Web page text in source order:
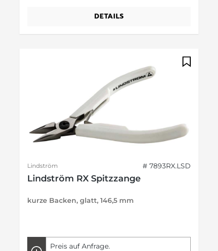
DETAILS
Lindström # 7893RX.LSD
Lindström RX Spitzzange
kurze Backen, glatt, 146,5 mm
Preis auf Anfrage.